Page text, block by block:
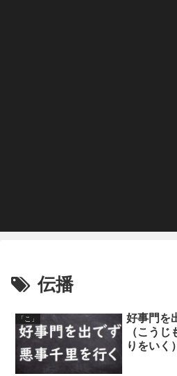
伝播
「こ」
好事門を
（こう
りをいく）